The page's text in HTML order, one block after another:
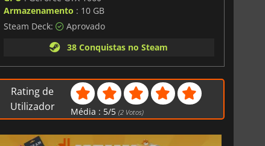
Armazenamento : 10 GB
Steam Deck:
Aprovado
38 Conquistas no Steam
Rating de
Utilizador
Média : 5/5 (2 Votos)